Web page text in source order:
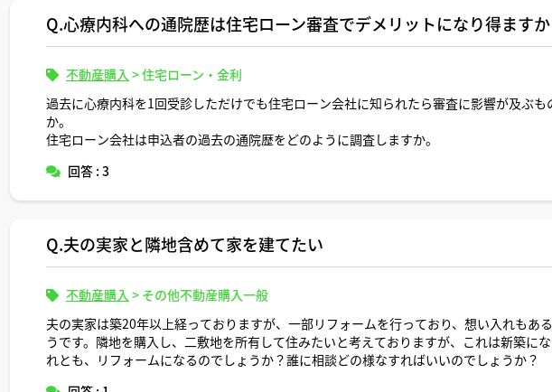
Q.心療内科への通院歴は住宅ローン審査でデメリットになり得ますか
不動産購入 >住宅ローン・金利
過去に心療内科を1回受診しただけでも住宅ローン会社に知られたら審査に影響が及ぶも
か。
住宅ローン会社は申込者の過去の通院歴をどのように調査しますか。
回答 : 3
Q.夫の実家と隣地含めて家を建てたい
不動産購入 > その他不動産購入一般
夫の実家は築20年以上経っておりますが、一部リフォームを行っており、想い入れもあ
うです。隣地を購入し、二敷地を所有して住みたいと考えておりますが、これは新築に
れとも、リフォームになるのでしょうか？誰に相談どの様なすればいいのでしょうか？